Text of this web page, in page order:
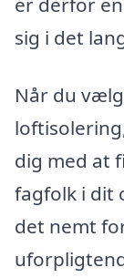
sig i det
Når du
dig med at
fagfolk i dit
det nemt